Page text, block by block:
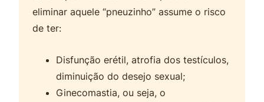
eliminar aquele “pneuzinho” assume o risco
de ter:
Disfunção erétil, atrofia dos testículos,
diminuição do desejo sexual;
Ginecomastia, ou seja, o